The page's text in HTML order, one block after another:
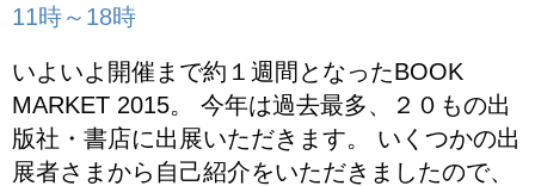
11時～18時
いよいよ開催まで約１週間となったBOOK
MARKET 2015。 今年は過去最多、２０もの出
版社・書店に出展いただきます。 いくつかの出
展者さまから自己紹介をいただきましたので、